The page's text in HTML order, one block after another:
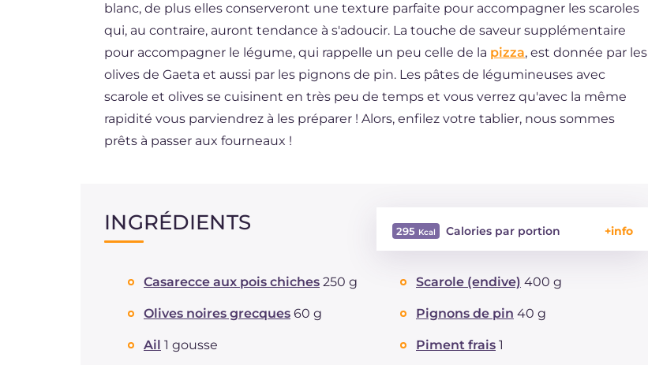
blanc, de plus elles conserveront une texture parfaite pour accompagner les scaroles
qui, au contraire, auront tendance à s'adoucir. La touche de saveur supplémentaire
pour accompagner le légume, qui rappelle un peu celle de la pizza, est donnée par les
olives de Gaeta et aussi par les pignons de pin. Les pâtes de légumineuses avec
scarole et olives se cuisinent en très peu de temps et vous verrez qu'avec la même
rapidité vous parviendrez à les préparer ! Alors, enfilez votre tablier, nous sommes
prêts à passer aux fourneaux !
INGRÉDIENTS 295 Calories par portion
Glucides
Protéine
Graisses
Casarecce aux pois chiches 250 g Scarole (endive) 400 g
Olives noires grecques 60 g Pignons de pin 40 g
Ail 1 gousse Piment frais 1